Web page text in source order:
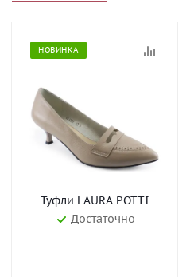
НОВИНКА
Туфли LAURA POTTI
Достаточно